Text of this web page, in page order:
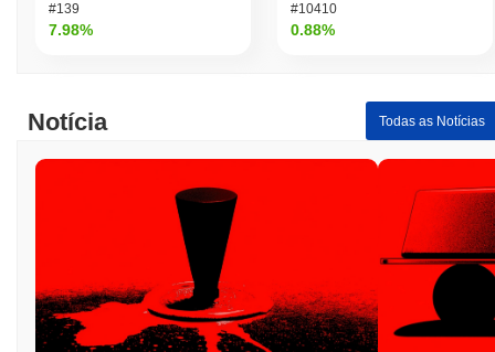
#139
7.98%
#10410
0.88%
Notícia Todas as Notícias